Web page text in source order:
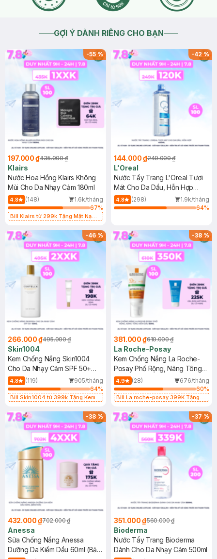
GỢI Ý DÀNH RIÊNG CHO BẠN
-55%
197.000 ₫435.000 ₫
Klairs
Nước Hoa Hồng Klairs Không
Mùi Cho Da Nhạy Cảm 180ml
4.8 (148)
1.6k/tháng
67%
Bill Klairs từ 299k Tặng Mặt Nạ
25ml (SL Có Hạn)
-42%
144.000 ₫249.000 ₫
L'Oreal
Nước Tẩy Trang L'Oreal Tươi
Mát Cho Da Dầu, Hỗn Hợp
400ml
4.8 (298)
1.9k/tháng
64%
-46%
266.000 ₫495.000 ₫
Skin1004
Kem Chống Nắng Skin1004
Cho Da Nhạy Cảm SPF 50+
50ml
4.8 (119)
905/tháng
64%
Bill Skin1004 từ 399k Tặng Kem
SPF 50+ 20ml (SL Có Hạn)
-38%
381.000 ₫610.000 ₫
La Roche-Posay
Kem Chống Nắng La Roche-
Posay Phổ Rộng, Nâng Tông
Kiềm Dầu 50ml
4.9 (28)
676/tháng
60%
Bill La roche-posay 399K Tặng
(SL có hạn)
-38%
432.000 ₫702.000 ₫
Anessa
Sữa Chống Nắng Anessa
Dưỡng Da Kiềm Dầu 60ml (Bản
-37%
351.000 ₫560.000 ₫
Bioderma
Nước Tẩy Trang Bioderma
Dành Cho Da Nhạy Cảm 500ml